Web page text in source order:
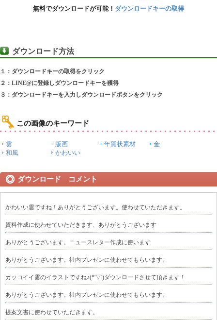
無料でダウンロードが可能！ ダウンロードキーの取得
ダウンロード方法
１：ダウンロードキーの取得をクリック
２：LINE@に登録しダウンロードキーを獲得
３：ダウンロードキーを入力しダウンロードボタンをクリック
この画像のキーワード
雲 版画 年賀状素材
金
和風
かわいい
ダウンロード コメント
かわいい雲ですね！ありがとうございます。使わせていただきます。
資料作成に使わせていただきます、ありがとうございます
ありがとうございます。ニュースレター作成に使います
ありがとうございます。社内プレゼンに使わせてもらいます。
カッコイイ雲のイラストですね♪(*'▽')ダウンロードさせて頂きます！
ありがとうございます。社内プレゼンに使わせてもらいます。
提案文書に使わせていただきます。